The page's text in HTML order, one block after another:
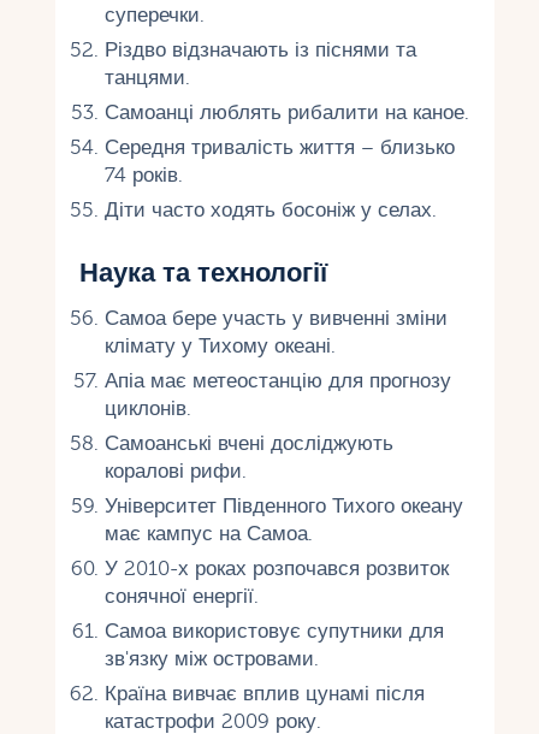
суперечки.
Різдво відзначають із піснями та
танцями.
Самоанці люблять рибалити на каное.
Середня тривалість життя – близько
74 років.
Діти часто ходять босоніж у селах.
Наука та технології
Самоа бере участь у вивченні зміни
клімату у Тихому океані.
Апіа має метеостанцію для прогнозу
циклонів.
Самоанські вчені досліджують
коралові рифи.
Університет Південного Тихого океану
має кампус на Самоа.
У 2010-х роках розпочався розвиток
сонячної енергії.
Самоа використовує супутники для
зв'язку між островами.
Країна вивчає вплив цунамі після
катастрофи 2009 року.